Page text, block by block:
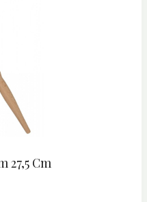
27,5 Cm